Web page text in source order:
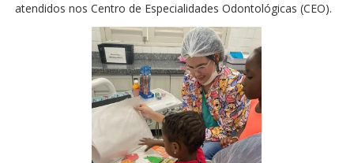
atendidos nos Centro de Especialidades Odontológicas (CEO).